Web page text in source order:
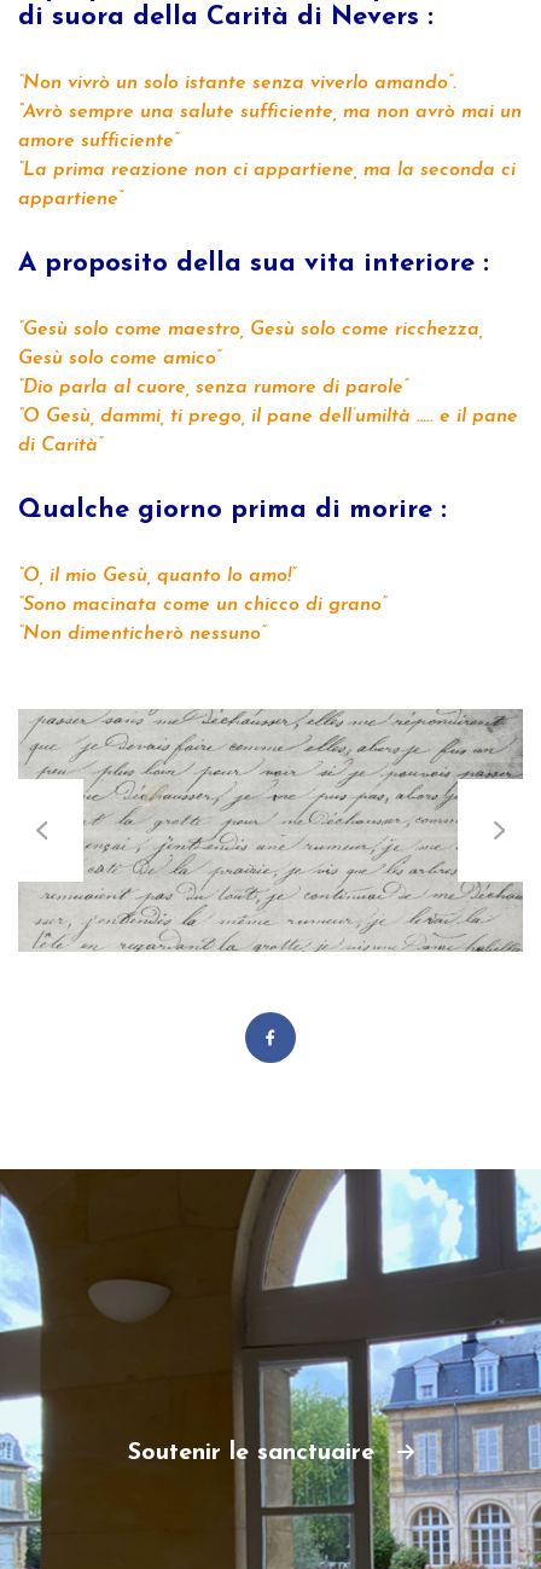
di suora della Carità di Nevers :
“Non vivrò un solo istante senza viverlo amando”.
“Avrò sempre una salute sufficiente, ma non avrò mai un
amore sufficiente”
“La prima reazione non ci appartiene, ma la seconda ci
appartiene”
A proposito della sua vita interiore :
“Gesù solo come maestro, Gesù solo come ricchezza,
Gesù solo come amico”
“Dio parla al cuore, senza rumore di parole”
“O Gesù, dammi, ti prego, il pane dell’umiltà ….. e il pane
di Carità”
Qualche giorno prima di morire :
“O, il mio Gesù, quanto lo amo!”
“Sono macinata come un chicco di grano”
“Non dimenticherò nessuno”
Soutenir le sanctuaire